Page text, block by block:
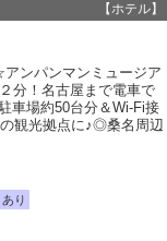
【ホテル】
ンパンマンミュージア
！名古屋まで電車で
車場約50台分＆Wi-Fi接
観光拠点に♪◎桑名周辺
り